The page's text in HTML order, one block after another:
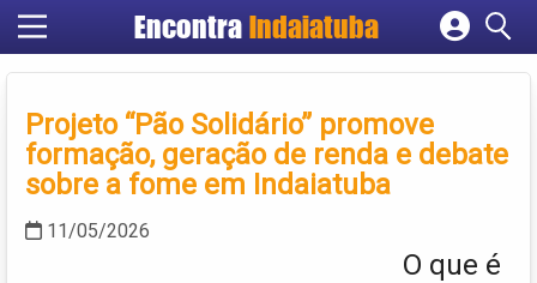
Encontra Indaiatuba
Cadastrar empresa
Criar conta
Projeto “Pão Solidário” promove
formação, geração de renda e debate
sobre a fome em Indaiatuba
11/05/2026
O que é